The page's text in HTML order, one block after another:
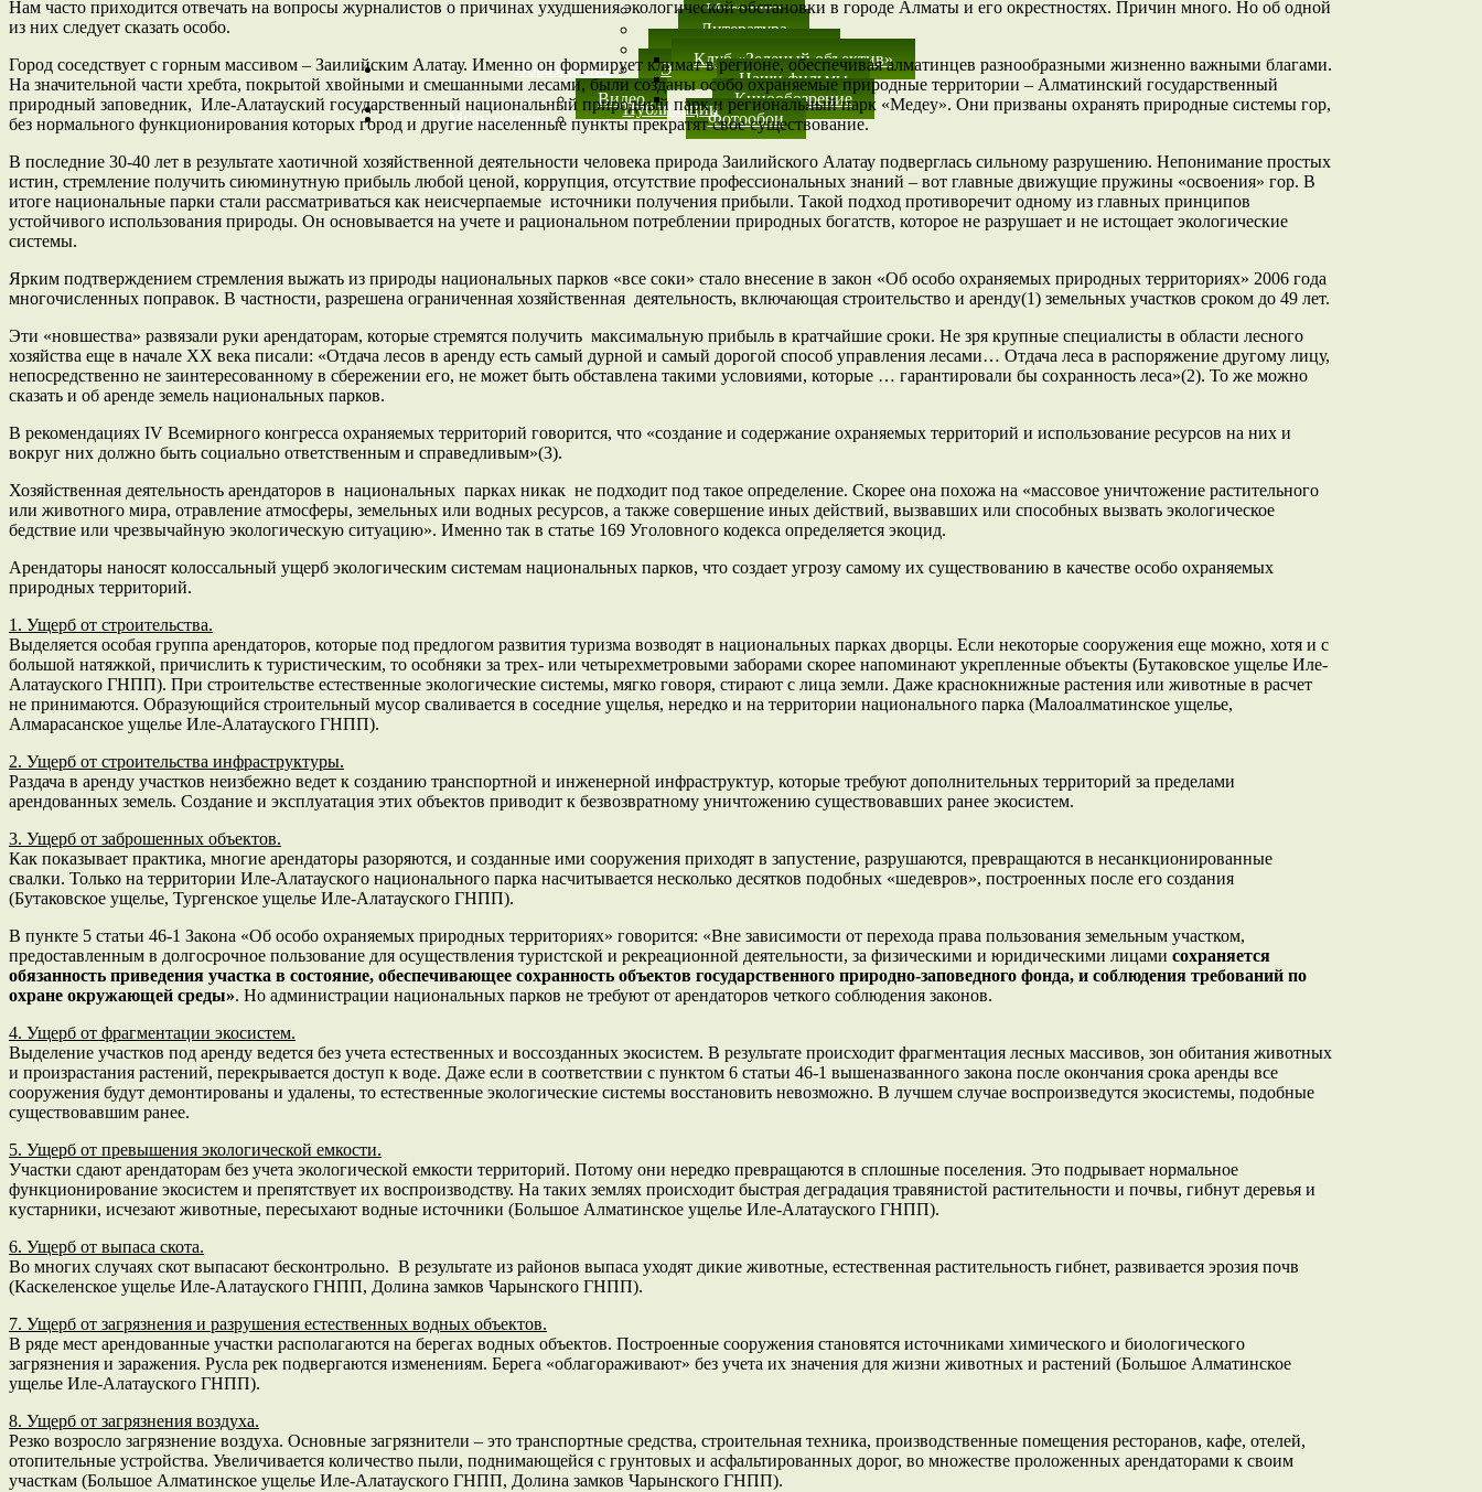
Образование
Методики
Литература
Детское творчество
Экологические клубы
Мультимедиа
Видео
Клуб «Зеленый объектив»
Наши фильмы
Кинообозрение
Фотообои
Публикации
Нам часто приходится отвечать на вопросы журналистов о причинах ухудшения экологической обстановки в городе Алматы и его окрестностях. Причин много. Но об одной
из них следует сказать особо.
Город соседствует с горным массивом – Заилийским Алатау. Именно он формирует климат в регионе, обеспечивая алматинцев разнообразными жизненно важными благами.
На значительной части хребта, покрытой хвойными и смешанными лесами, были созданы особо охраняемые природные территории – Алматинский государственный
природный заповедник, Иле-Алатауский государственный национальный природный парк и региональный парк «Медеу». Они призваны охранять природные системы гор,
без нормального функционирования которых город и другие населенные пункты прекратят свое существование.
В последние 30-40 лет в результате хаотичной хозяйственной деятельности человека природа Заилийского Алатау подверглась сильному разрушению. Непонимание простых
истин, стремление получить сиюминутную прибыль любой ценой, коррупция, отсутствие профессиональных знаний – вот главные движущие пружины «освоения» гор. В
итоге национальные парки стали рассматриваться как неисчерпаемые источники получения прибыли. Такой подход противоречит одному из главных принципов
устойчивого использования природы. Он основывается на учете и рациональном потреблении природных богатств, которое не разрушает и не истощает экологические
системы.
Ярким подтверждением стремления выжать из природы национальных парков «все соки» стало внесение в закон «Об особо охраняемых природных территориях» 2006 года
многочисленных поправок. В частности, разрешена ограниченная хозяйственная деятельность, включающая строительство и аренду(1) земельных участков сроком до 49 лет.
Эти «новшества» развязали руки арендаторам, которые стремятся получить максимальную прибыль в кратчайшие сроки. Не зря крупные специалисты в области лесного
хозяйства еще в начале ХХ века писали: «Отдача лесов в аренду есть самый дурной и самый дорогой способ управления лесами… Отдача леса в распоряжение другому лицу,
непосредственно не заинтересованному в сбережении его, не может быть обставлена такими условиями, которые … гарантировали бы сохранность леса»(2). То же можно
сказать и об аренде земель национальных парков.
В рекомендациях IV Всемирного конгресса охраняемых территорий говорится, что «создание и содержание охраняемых территорий и использование ресурсов на них и
вокруг них должно быть социально ответственным и справедливым»(3).
Хозяйственная деятельность арендаторов в национальных парках никак не подходит под такое определение. Скорее она похожа на «массовое уничтожение растительного
или животного мира, отравление атмосферы, земельных или водных ресурсов, а также совершение иных действий, вызвавших или способных вызвать экологическое
бедствие или чрезвычайную экологическую ситуацию». Именно так в статье 169 Уголовного кодекса определяется экоцид.
Арендаторы наносят колоссальный ущерб экологическим системам национальных парков, что создает угрозу самому их существованию в качестве особо охраняемых
природных территорий.
1. Ущерб от строительства.
Выделяется особая группа арендаторов, которые под предлогом развития туризма возводят в национальных парках дворцы. Если некоторые сооружения еще можно, хотя и с
большой натяжкой, причислить к туристическим, то особняки за трех- или четырехметровыми заборами скорее напоминают укрепленные объекты (Бутаковское ущелье Иле-
Алатауского ГНПП). При строительстве естественные экологические системы, мягко говоря, стирают с лица земли. Даже краснокнижные растения или животные в расчет
не принимаются. Образующийся строительный мусор сваливается в соседние ущелья, нередко и на территории национального парка (Малоалматинское ущелье,
Алмарасанское ущелье Иле-Алатауского ГНПП).
2. Ущерб от строительства инфраструктуры.
Раздача в аренду участков неизбежно ведет к созданию транспортной и инженерной инфраструктур, которые требуют дополнительных территорий за пределами
арендованных земель. Создание и эксплуатация этих объектов приводит к безвозвратному уничтожению существовавших ранее экосистем.
3. Ущерб от заброшенных объектов.
Как показывает практика, многие арендаторы разоряются, и созданные ими сооружения приходят в запустение, разрушаются, превращаются в несанкционированные
свалки. Только на территории Иле-Алатауского национального парка насчитывается несколько десятков подобных «шедевров», построенных после его создания
(Бутаковское ущелье, Тургенское ущелье Иле-Алатауского ГНПП).
В пункте 5 статьи 46-1 Закона «Об особо охраняемых природных территориях» говорится: «Вне зависимости от перехода права пользования земельным участком,
предоставленным в долгосрочное пользование для осуществления туристской и рекреационной деятельности, за физическими и юридическими лицами сохраняется
обязанность приведения участка в состояние, обеспечивающее сохранность объектов государственного природно-заповедного фонда, и соблюдения требований по
охране окружающей среды». Но администрации национальных парков не требуют от арендаторов четкого соблюдения законов.
4. Ущерб от фрагментации экосистем.
Выделение участков под аренду ведется без учета естественных и воссозданных экосистем. В результате происходит фрагментация лесных массивов, зон обитания животных
и произрастания растений, перекрывается доступ к воде. Даже если в соответствии с пунктом 6 статьи 46-1 вышеназванного закона после окончания срока аренды все
сооружения будут демонтированы и удалены, то естественные экологические системы восстановить невозможно. В лучшем случае воспроизведутся экосистемы, подобные
существовавшим ранее.
5. Ущерб от превышения экологической емкости.
Участки сдают арендаторам без учета экологической емкости территорий. Потому они нередко превращаются в сплошные поселения. Это подрывает нормальное
функционирование экосистем и препятствует их воспроизводству. На таких землях происходит быстрая деградация травянистой растительности и почвы, гибнут деревья и
кустарники, исчезают животные, пересыхают водные источники (Большое Алматинское ущелье Иле-Алатауского ГНПП).
6. Ущерб от выпаса скота.
Во многих случаях скот выпасают бесконтрольно. В результате из районов выпаса уходят дикие животные, естественная растительность гибнет, развивается эрозия почв
(Каскеленское ущелье Иле-Алатауского ГНПП, Долина замков Чарынского ГНПП).
7. Ущерб от загрязнения и разрушения естественных водных объектов.
В ряде мест арендованные участки располагаются на берегах водных объектов. Построенные сооружения становятся источниками химического и биологического
загрязнения и заражения. Русла рек подвергаются изменениям. Берега «облагораживают» без учета их значения для жизни животных и растений (Большое Алматинское
ущелье Иле-Алатауского ГНПП).
8. Ущерб от загрязнения воздуха.
Резко возросло загрязнение воздуха. Основные загрязнители – это транспортные средства, строительная техника, производственные помещения ресторанов, кафе, отелей,
отопительные устройства. Увеличивается количество пыли, поднимающейся с грунтовых и асфальтированных дорог, во множестве проложенных арендаторами к своим
участкам (Большое Алматинское ущелье Иле-Алатауского ГНПП, Долина замков Чарынского ГНПП).